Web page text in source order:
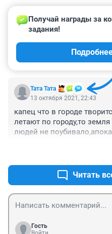
Гость
14 октября 2021, 07:10
Какой мэр такие и
вообще на дно упал
Тата Тата
Получай награды за
задания!
13 октября 2021, 22:43
капец что в городе
летают по городу,то
людей не
Читать
Гость